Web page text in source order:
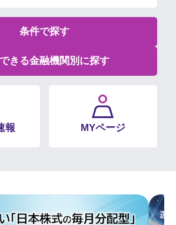
条件で探す
きる金融機関別に探す
報 MYページ